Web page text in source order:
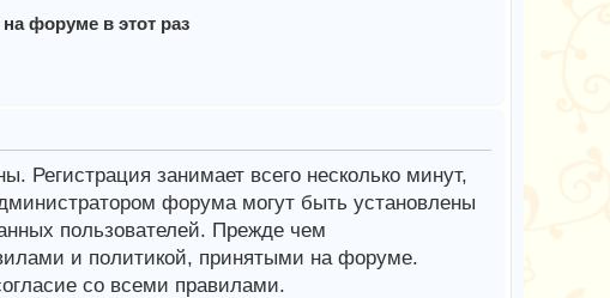
форуме в этот раз
занимает всего несколько минут,
форума могут быть установлены
пользователей. Прежде чем
и политикой, принятыми на форуме.
со всеми правилами.